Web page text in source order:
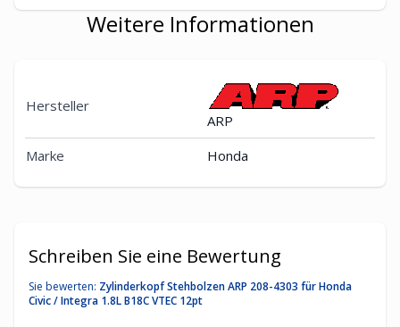
Weitere Informationen
Hersteller
ARP
Marke
Honda
Schreiben Sie eine Bewertung
Sie bewerten: Zylinderkopf Stehbolzen ARP 208-4303 für Honda
Civic / Integra 1.8L B18C VTEC 12pt